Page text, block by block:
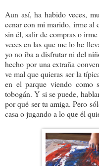
Aun así, ha habido veces,
cenar con mi marido, irme al
sin él, salir de compras o
veces en las que me lo he
yo no iba a disfrutar ni del
hecho por una extraña
ve mal que quieras ser la
en el parque viendo
tobogán. Y si se puede,
por qué ser tu amiga. Pero
casa o jugando a lo que él